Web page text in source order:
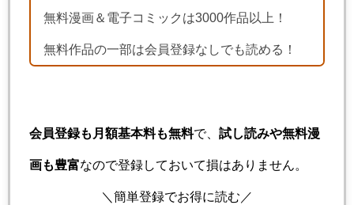
無料漫画＆電子コミックは3000作品以上！
無料作品の一部は会員登録なしでも読める！
会員登録も月額基本料も無料で、 試し読みや無料漫
画も豊富なので登録しておいて損はありません。
＼簡単登録でお得に読む／